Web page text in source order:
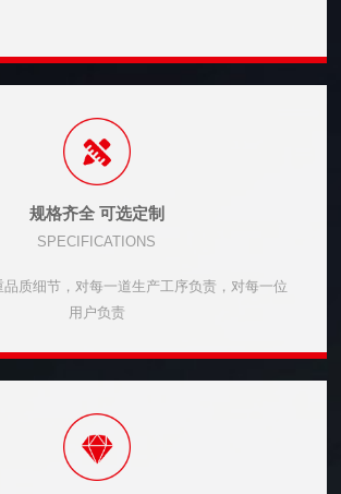
规格齐全 可选定制
SPECIFICATIONS
品质细节，对每一道生产工序负责，对每一位
用户负责